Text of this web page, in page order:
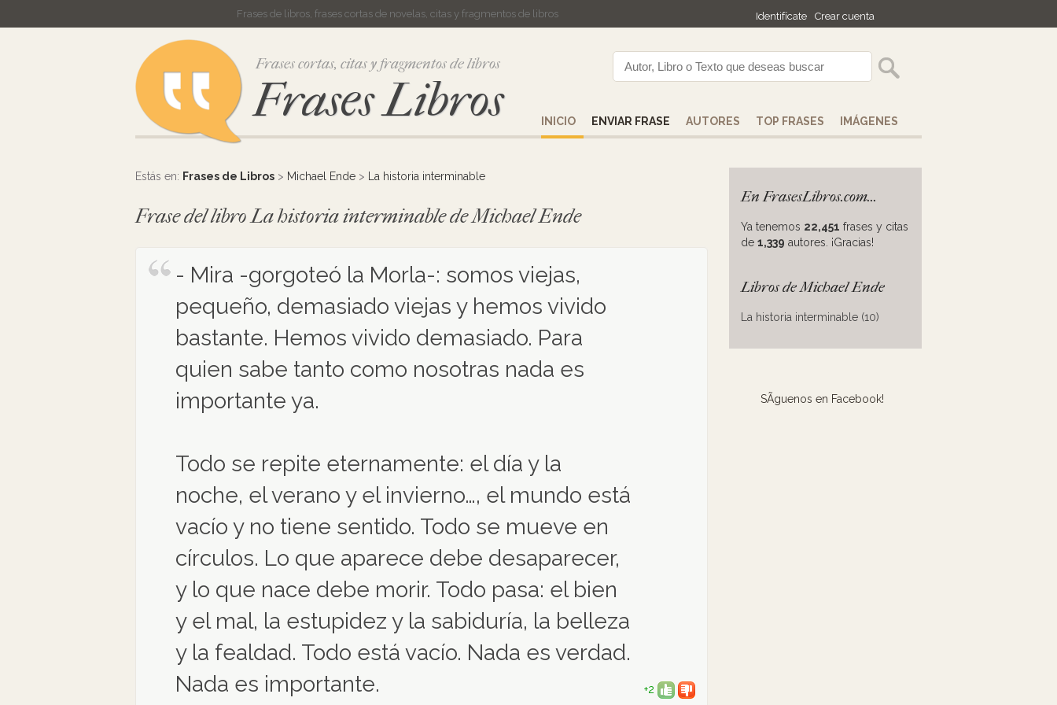
Identifícate Crear cuenta
Frases de libros, frases cortas de novelas, citas y fragmentos de libros
Frases cortas, citas y fragmentos de libros
Frases Libros INICIO ENVIAR FRASE AUTORES TOP FRASES IMÁGENES
Estás en: Frases de Libros > Michael Ende > La historia interminable
Frase del libro La historia interminable de Michael Ende
- Mira -gorgoteó la Morla-: somos viejas,
pequeño, demasiado viejas y hemos vivido
bastante. Hemos vivido demasiado. Para
quien sabe tanto como nosotras nada es
importante ya.
Todo se repite eternamente: el día y la
noche, el verano y el invierno…, el mundo está
vacío y no tiene sentido. Todo se mueve en
círculos. Lo que aparece debe desaparecer,
y lo que nace debe morir. Todo pasa: el bien
y el mal, la estupidez y la sabiduría, la belleza
y la fealdad. Todo está vacío. Nada es verdad.
Nada es importante.
+2
En FrasesLibros.com...
Ya tenemos 22,451 frases y citas
de 1,339 autores. ¡Gracias!
Libros de Michael Ende
La historia interminable (10)
SÃ­guenos en Facebook!